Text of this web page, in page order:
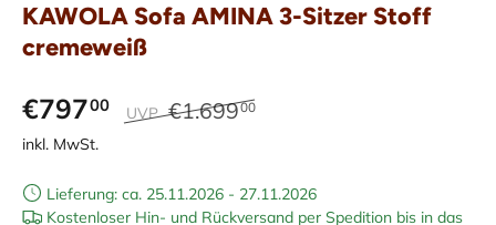
KAWOLA Sofa AMINA 3-Sitzer Stoff
cremeweiß
€79700 UVP €1.69900
inkl. MwSt.
Lieferung: ca. 25.11.2026 - 27.11.2026
Kostenloser Hin- und Rückversand per Spedition bis in das